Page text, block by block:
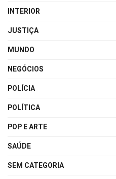
INTERIOR
JUSTIÇA
MUNDO
NEGÓCIOS
POLÍCIA
POLÍTICA
POP E ARTE
SAÚDE
SEM CATEGORIA